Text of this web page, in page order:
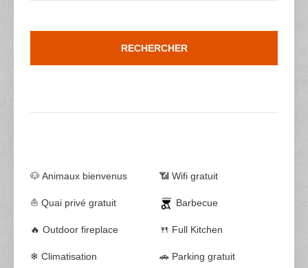
🐶 Animaux bienvenus 📶 Wifi gratuit
⛵ Quai privé gratuit Barbecue
🔥 Outdoor fireplace 🍴 Full Kitchen
❄ Climatisation 🚗 Parking gratuit